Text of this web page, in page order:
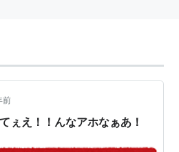
前
ぇえ！！んなアホなぁあ！